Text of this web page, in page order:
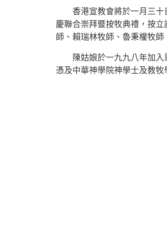
香港宣教會將於一月三十
慶聯合崇拜暨按牧典禮，按
師、賴瑞林牧師、魯秉權牧
陳姑娘於一九九八年加入
憑及中華神學院神學士及教牧